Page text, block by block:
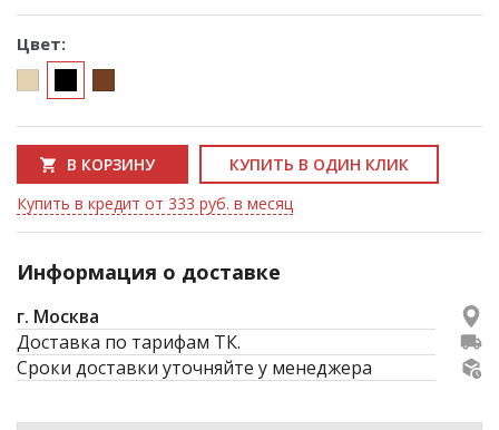
Цвет:
В КОРЗИНУ
КУПИТЬ В ОДИН КЛИК
Купить в кредит от 333 руб. в месяц
Информация о доставке
г. Москва
Доставка по тарифам ТК.
Сроки доставки уточняйте у менеджера